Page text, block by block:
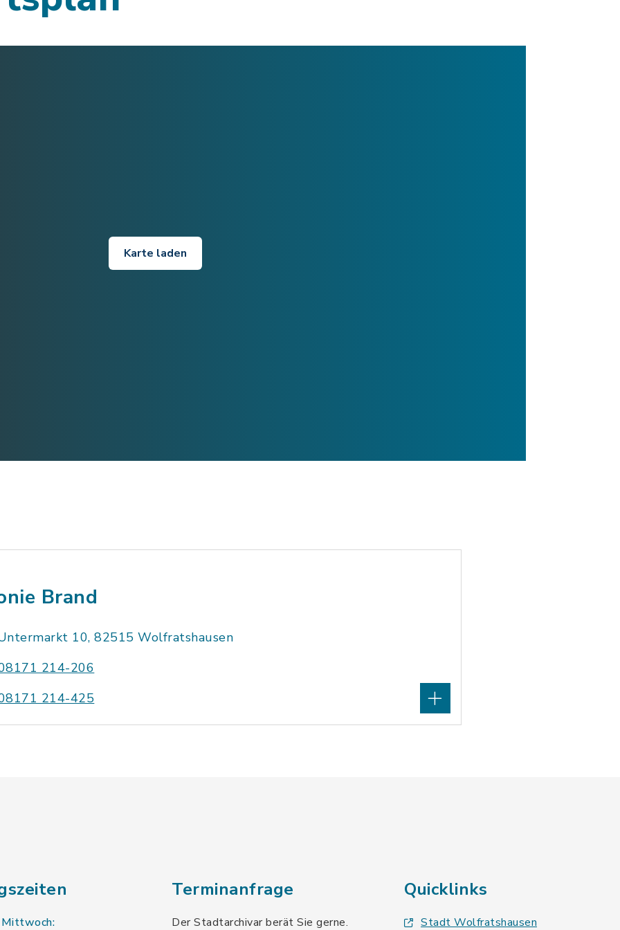
Karte laden
Brand
10, 82515 Wolfratshausen
214-206
214-425
Terminanfrage
Der Stadtarchivar berät Sie gerne.
Quicklinks
Stadt Wolfratshausen